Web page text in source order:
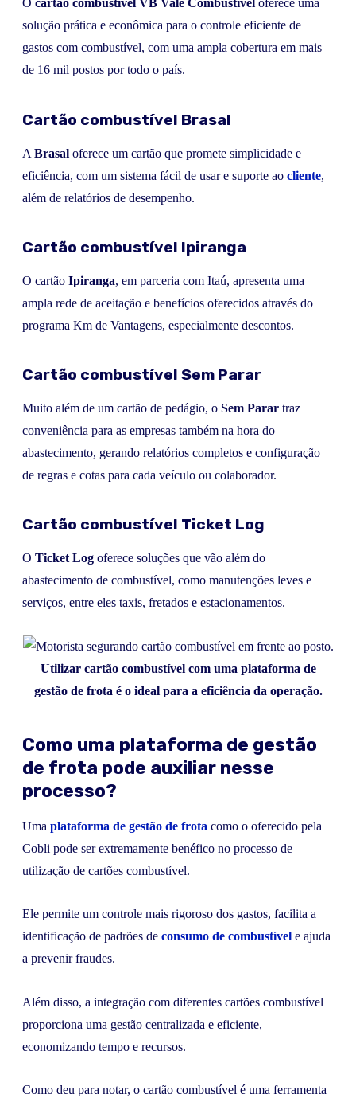
O cartão combustível VB Vale Combustível oferece uma
solução prática e econômica para o controle eficiente de
gastos com combustível, com uma ampla cobertura em mais
de 16 mil postos por todo o país.
Cartão combustível Brasal
A Brasal oferece um cartão que promete simplicidade e
eficiência, com um sistema fácil de usar e suporte ao cliente,
além de relatórios de desempenho.
Cartão combustível Ipiranga
O cartão Ipiranga, em parceria com Itaú, apresenta uma
ampla rede de aceitação e benefícios oferecidos através do
programa Km de Vantagens, especialmente descontos.
Cartão combustível Sem Parar
Muito além de um cartão de pedágio, o Sem Parar traz
conveniência para as empresas também na hora do
abastecimento, gerando relatórios completos e configuração
de regras e cotas para cada veículo ou colaborador.
Cartão combustível Ticket Log
O Ticket Log oferece soluções que vão além do
abastecimento de combustível, como manutenções leves e
serviços, entre eles taxis, fretados e estacionamentos.
Utilizar cartão combustível com uma plataforma de
gestão de frota é o ideal para a eficiência da operação.
Como uma plataforma de gestão
de frota pode auxiliar nesse
processo?
Uma plataforma de gestão de frota como o oferecido pela
Cobli pode ser extremamente benéfico no processo de
utilização de cartões combustível.
Ele permite um controle mais rigoroso dos gastos, facilita a
identificação de padrões de consumo de combustível e ajuda
a prevenir fraudes.
Além disso, a integração com diferentes cartões combustível
proporciona uma gestão centralizada e eficiente,
economizando tempo e recursos.
Como deu para notar, o cartão combustível é uma ferramenta